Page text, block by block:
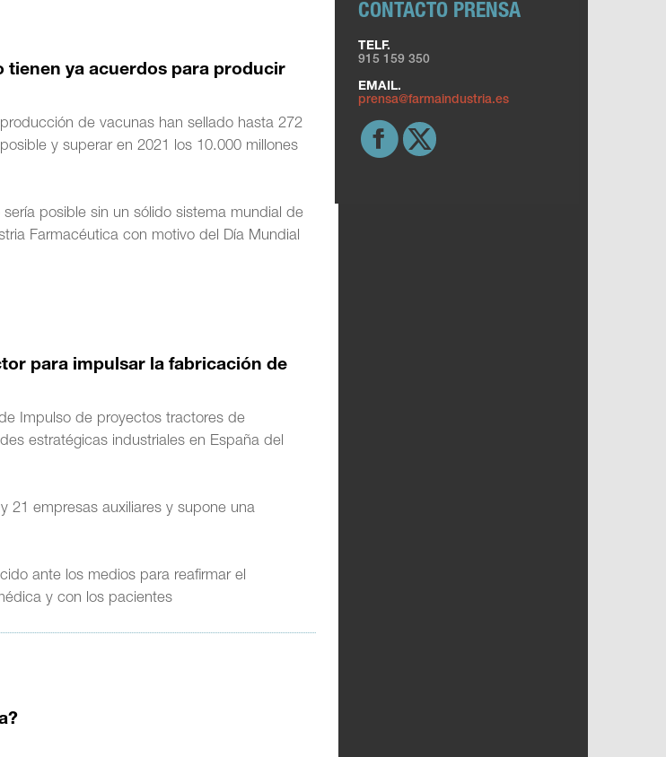
tienen ya acuerdos para producir
de vacunas han sellado hasta 272
y superar en 2021 los 10.000 millones
posible sin un sólido sistema mundial de
Farmacéutica con motivo del Día Mundial
para impulsar la fabricación de
Impulso de proyectos tractores de
estratégicas industriales en España del
21 empresas auxiliares y supone una
ante los medios para reafirmar el
y con los pacientes
CONTACTO PRENSA
TELF.
915 159 350
EMAIL.
prensa@farmaindustria.es